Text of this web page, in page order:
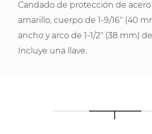
Candado de protección de
amarillo, cuerpo de 1-9/16" (40
ancho y arco de 1-1/2" (38 mm)
Incluye una llave.